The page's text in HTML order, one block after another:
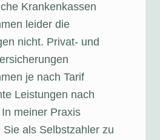
Krankenkassen
leider die
nicht. Privat- und
je nach Tarif
Leistungen nach
meiner Praxis
Sie als Selbstzahler zu